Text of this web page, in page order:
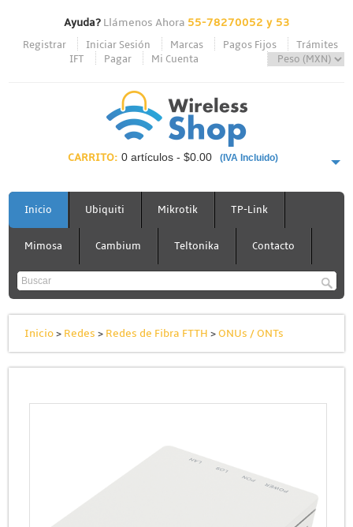
Ayuda?Llámenos Ahora 55-78270052 y 53
Registrar Iniciar Sesión Marcas Pagos Fijos
Trámites
IFT
Pagar Mi Cuenta
CARRITO: 0 artículos - $0.00 (IVA Incluido)
PAGAR AHORA
Inicio Ubiquiti Mikrotik TP-Link
Mimosa Cambium Teltonika Contacto
Inicio> Redes > Redes de Fibra FTTH >ONUs / ONTs